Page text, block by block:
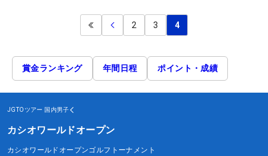
2 3 4
賞金ランキング 年間日程 ポイント・成績
JGTOツアー 国内男子
カシオワールドオープン
カシオワールドオープンゴルフトーナメント